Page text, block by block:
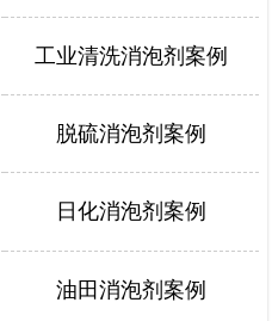
工业清洗消泡剂案例
脱硫消泡剂案例
日化消泡剂案例
油田消泡剂案例